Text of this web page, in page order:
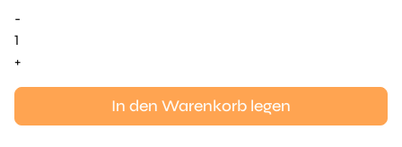
-
Zahn
Mille-
Menge
+
In den Warenkorb legen